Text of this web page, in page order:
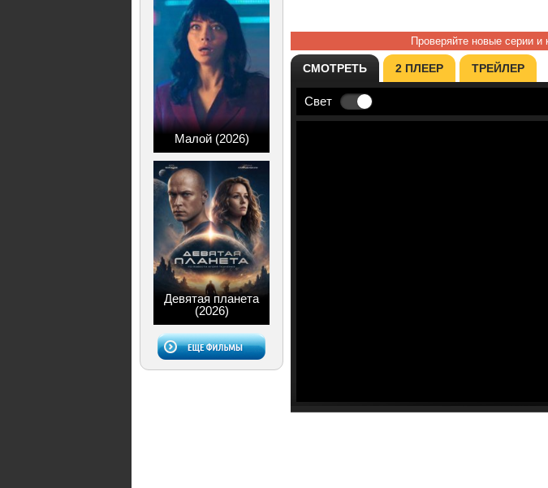
Малой (2026)
Девятая планета
(2026)
Проверяйте новые серии и
СМОТРЕТЬ 2 ПЛЕЕР ТРЕЙЛЕР
Свет